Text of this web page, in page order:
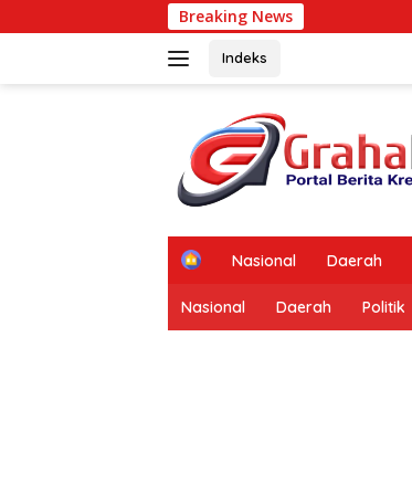
ke
Breaking News
Indeks
H
m
e
Nasional Daerah
Nasional Daerah Politik